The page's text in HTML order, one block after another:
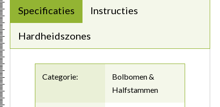
Specificaties Instructies
Hardheidszones
Categorie:
Bolbomen &
Halfstammen